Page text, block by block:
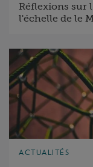
Réflexions sur
l'échelle de le
ACTUALITÉS